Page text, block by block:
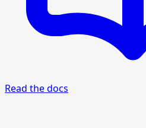
Read the docs